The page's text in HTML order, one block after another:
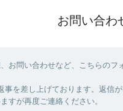
お問い合わ
お問い合わせなど、こちらのフ
事を差し上げております。返信
すが再度ご連絡ください。